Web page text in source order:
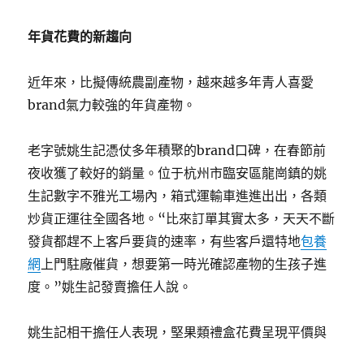
年貨花費的新趨向
近年來，比擬傳統農副產物，越來越多年青人喜愛
brand氣力較強的年貨產物。
老字號姚生記憑仗多年積聚的brand口碑，在春節前
夜收獲了較好的銷量。位于杭州市臨安區龍崗鎮的姚
生記數字不雅光工場內，箱式運輸車進進出出，各類
炒貨正運往全國各地。“比來訂單其實太多，天天不斷
發貨都趕不上客戶要貨的速率，有些客戶還特地包養
網上門駐廠催貨，想要第一時光確認產物的生孩子進
度。”姚生記發賣擔任人說。
姚生記相干擔任人表現，堅果類禮盒花費呈現平價與